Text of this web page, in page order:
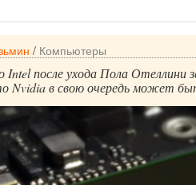
/ Компьютеры
Intel после ухода Пола Отеллини
Nvidia в свою очередь может